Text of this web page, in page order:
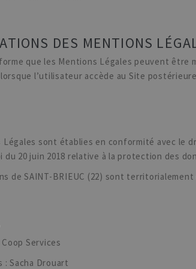
DES MENTIONS
que les Mentions Légales peuvent
l’utilisateur accède au Site
Légales sont établies en conformité avec le
du 20 juin 2018 relative à la protection des
de SAINT-BRIEUC (22) sont
Services
Sacha Drouart